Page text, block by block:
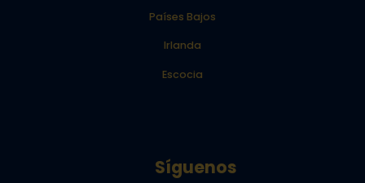
Países Bajos
Irlanda
Escocia